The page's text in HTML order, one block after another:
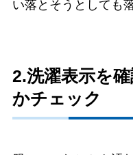
い落とそうとしても
2.洗濯表示を
かチェック